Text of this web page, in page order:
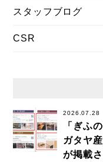
スタッフブログ
CSR
2026.07.28
「ぎふ
ガタヤ
が掲載